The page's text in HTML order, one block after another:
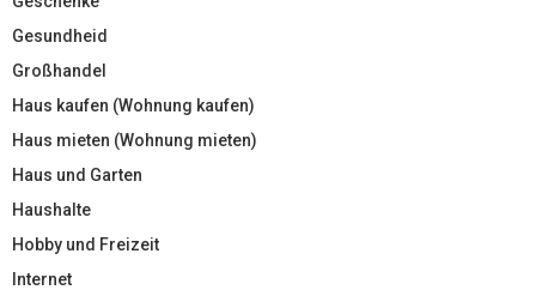
Gesundheid
Großhandel
Haus kaufen (Wohnung kaufen)
Haus mieten (Wohnung mieten)
Haus und Garten
Haushalte
Hobby und Freizeit
Internet